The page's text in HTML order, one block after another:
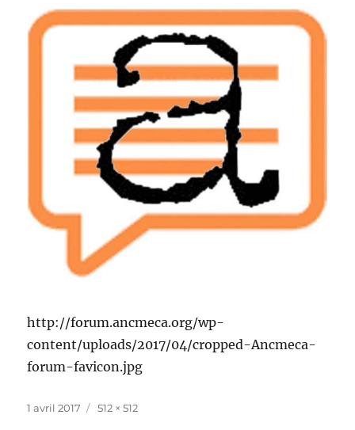
http://forum.ancmeca.org/wp-
content/uploads/2017/04/cropped-Ancmeca-
forum-favicon.jpg
Publié
1 avril 2017
Taille
512 × 512